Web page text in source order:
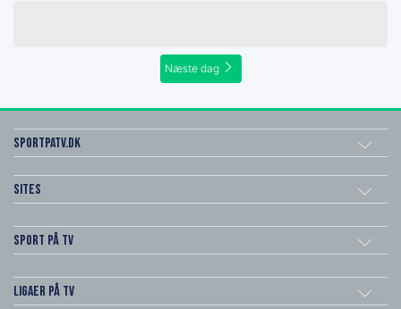
Næste dag
SportPaTV.dk
Sites
Sport på TV
Ligaer på TV